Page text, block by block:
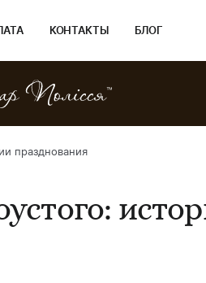
КОНТАКТЫ БЛОГ
празднования